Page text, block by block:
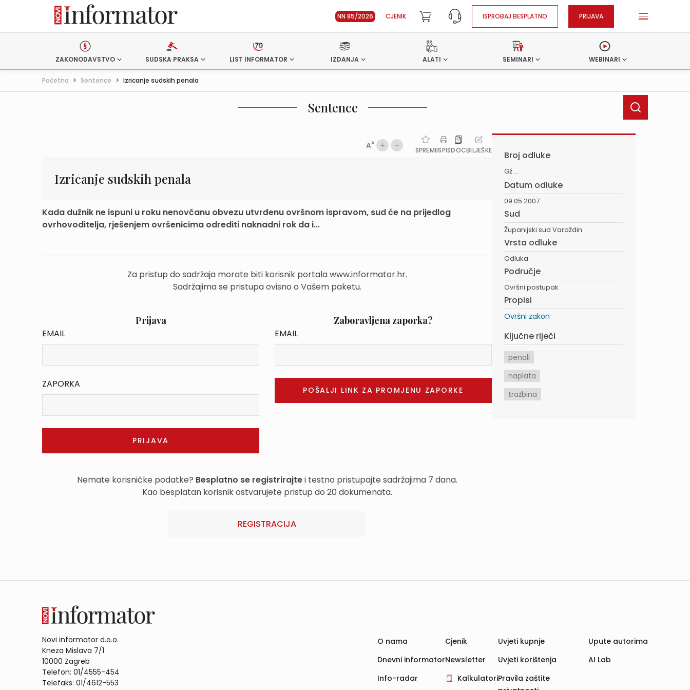
NN 85/2026 CJENIK ISPROBAJ BESPLATNO PRIJAVA
ZAKONODAVSTVO SUDSKA PRAKSA LIST INFORMATOR IZDANJA ALATI SEMINARI WEBINARI
Početna > Sentence > Izricanje sudskih penala
Sentence
AA
SPREMIISPISDOCBILJEŠKE
Izricanje sudskih penala
Kada dužnik ne ispuni u roku nenovčanu obvezu utvrđenu ovršnom ispravom, sud će na prijedlog
ovrhovoditelja, rješenjem ovršenicima odrediti naknadni rok da i...
Za pristup do sadržaja morate biti korisnik portala www.informator.hr.
Sadržajima se pristupa ovisno o Vašem paketu.
Prijava
EMAIL
ZAPORKA
Zaboravljena zaporka?
EMAIL
Nemate korisničke podatke? Besplatno se registrirajtei testno pristupajte sadržajima 7 dana.
Kao besplatan korisnik ostvarujete pristup do 20 dokumenata.
REGISTRACIJA
Broj odluke
Gž ...
Datum odluke
09.05.2007.
Sud
Županijski sud Varaždin
Vrsta odluke
Odluka
Područje
Ovršni postupak
Propisi
Ovršni zakon
Ključne riječi
penali
naplata
tražbina
Novi informator d.o.o.
Kneza Mislava 7/1
10000 Zagreb
Telefon: 01/4555-454
Telefaks: 01/4612-553
O nama
Dnevni informator
Info-radar
Cjenik
Newsletter
Kalkulatori
Uvjeti kupnje
Uvjeti korištenja
Pravila zaštite
Upute autorima
AI Lab